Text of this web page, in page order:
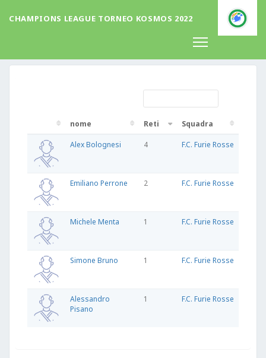
CHAMPIONS LEAGUE TORNEO KOSMOS 2022
nome Reti
Squadra
nome
Reti Squadra
Alex Bolognesi 4 F.C. Furie Rosse
Emiliano Perrone 2 F.C. Furie Rosse
Michele Menta 1 F.C. Furie Rosse
Simone Bruno 1 F.C. Furie Rosse
Alessandro
Pisano
1 F.C. Furie Rosse